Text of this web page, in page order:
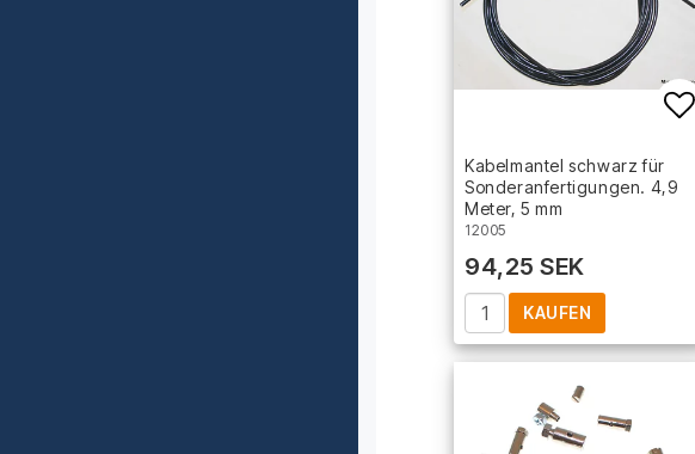
Kabelmantel schwarz für
Sonderanfertigungen. 4,9
Meter, 5 mm
12005
94,25 SEK
KAUFEN